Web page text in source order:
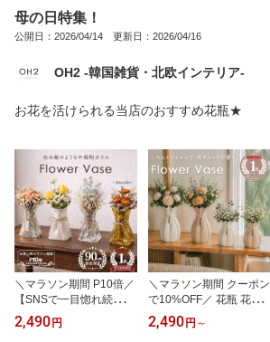
母の日特集！
公開日：2026/04/14 更新日：2026/04/16
OH2 -韓国雑貨・北欧インテリア-
お花を活けられる当店のおすすめ花瓶★
＼マラソン期間 P10倍／
【SNSで一目惚れ続出！
累計7000個販売】 花瓶
花びんフラワーベース ラ
2,490 円
＼マラソン期間 クーポン
で10%OFF／ 花瓶 花び
ん フラワーベース セラ
ミック 陶器 リボン付き
2,490 円 ～